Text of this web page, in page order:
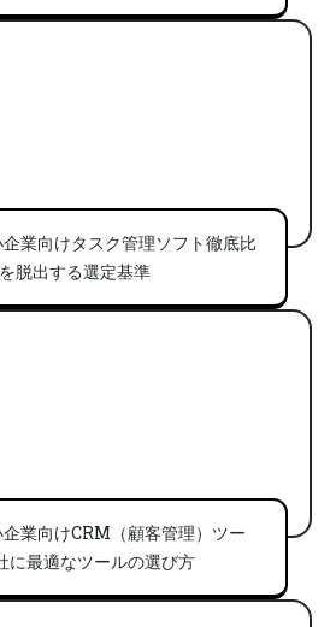
企業向けタスク管理ソフト徹底比
脱出する選定基準
企業向けCRM（顧客管理）ツー
に最適なツールの選び方